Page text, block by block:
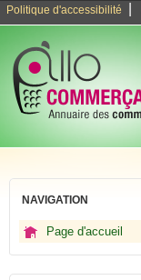
Politique d'accessibilité
NAVIGATION
Page d'accueil